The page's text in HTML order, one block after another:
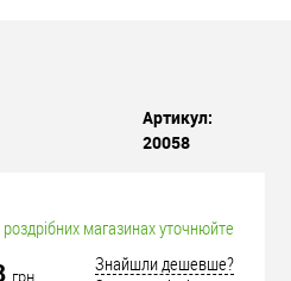
Артикул:
20058
магазинах уточнюйте
грн.
Знайшли дешевше?